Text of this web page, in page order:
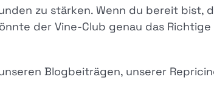
zu stärken. Wenn du bereit
der Vine-Club genau das
Blogbeiträgen, unserer